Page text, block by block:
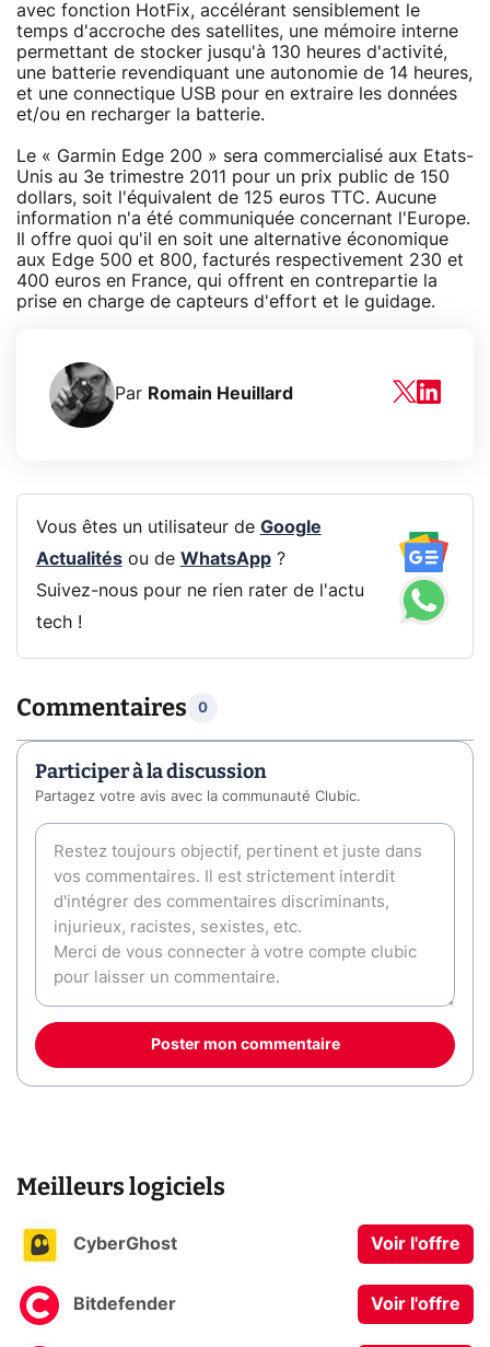
avec fonction HotFix, accélérant sensiblement le
temps d'accroche des satellites, une mémoire interne
permettant de stocker jusqu'à 130 heures d'activité,
une batterie revendiquant une autonomie de 14 heures,
et une connectique USB pour en extraire les données
et/ou en recharger la batterie.
Le « Garmin Edge 200 » sera commercialisé aux Etats-
Unis au 3e trimestre 2011 pour un prix public de 150
dollars, soit l'équivalent de 125 euros TTC. Aucune
information n'a été communiquée concernant l'Europe.
Il offre quoi qu'il en soit une alternative économique
aux Edge 500 et 800, facturés respectivement 230 et
400 euros en France, qui offrent en contrepartie la
prise en charge de capteurs d'effort et le guidage.
Par Romain Heuillard
Vous êtes un utilisateur de Google
Actualitésou de WhatsApp?
Suivez-nous pour ne rien rater de l'actu
tech !
Commentaires 0
Participer à la discussion
Partagez votre avis avec la communauté Clubic.
Poster mon commentaire
Meilleurs logiciels
CyberGhost Voir l'offre
Bitdefender Voir l'offre